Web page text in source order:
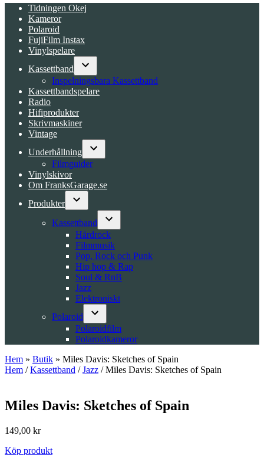
Tidningen Okej
Kameror
Polaroid
FujiFilm Instax
Vinylspelare
Kassettband
Open
dropdown
menu
Inspelningsbara Kassettband
Kassettbandspelare
Radio
Hifiprodukter
Skrivmaskiner
Vintage
Underhållning
Open
Filmguider
Vinylskivor
Om FranksGarage.se
Produkter
Open
dropdown
menu
Kassettband
Open
dropdown
menu
Hårdrock
Filmmusik
Pop, Rock och Punk
Hip hop & Rap
Soul & RnB
Jazz
Elektroniskt
Polaroid
Open
dropdown
menu
Polaroidfilm
Polaroidkameror
Hem » Butik » Miles Davis: Sketches of Spain
Hem /Kassettband /Jazz / Miles Davis: Sketches of Spain
Miles Davis: Sketches of Spain
149,00 kr
Köp produkt